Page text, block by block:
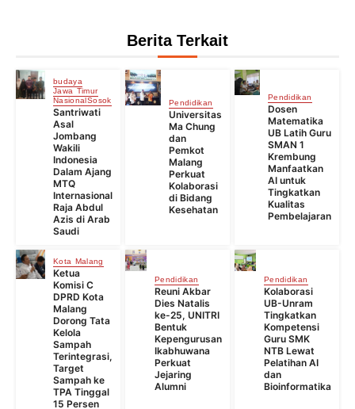
Berita Terkait
budaya
Jawa Timur
NasionalSosok
Santriwati
Asal
Jombang
Wakili
Indonesia
Dalam Ajang
MTQ
Internasional
Raja Abdul
Azis di Arab
Saudi
Pendidikan
Universitas
Ma Chung
dan
Pemkot
Malang
Perkuat
Kolaborasi
di Bidang
Kesehatan
Pendidikan
Dosen
Matematika
UB Latih Guru
SMAN 1
Krembung
Manfaatkan
AI untuk
Tingkatkan
Kualitas
Pembelajaran
Kota Malang
Ketua
Komisi C
DPRD Kota
Malang
Dorong Tata
Kelola
Sampah
Terintegrasi,
Target
Sampah ke
TPA Tinggal
15 Persen
Pendidikan
Reuni Akbar
Dies Natalis
ke-25, UNITRI
Bentuk
Kepengurusan
Ikabhuwana
Perkuat
Jejaring
Alumni
Pendidikan
Kolaborasi
UB-Unram
Tingkatkan
Kompetensi
Guru SMK
NTB Lewat
Pelatihan AI
dan
Bioinformatika